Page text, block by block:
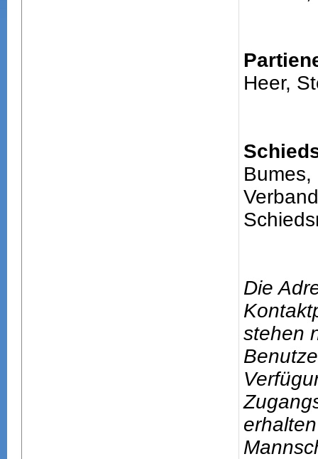
Heer,
Bumes,
Die
stehen